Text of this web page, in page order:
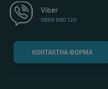
Viber
0899 680 120
КОНТАКТНА ФОРМА